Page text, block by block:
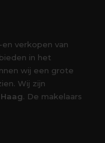
verkopen van
in het
wij een grote
Wij zijn
. De makelaars